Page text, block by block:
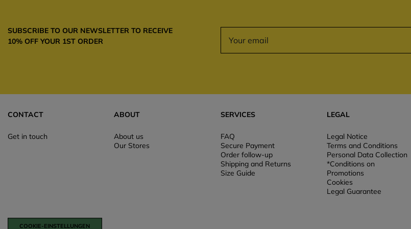
SUBSCRIBE TO OUR NEWSLETTER TO RECEIVE
10% OFF YOUR 1ST ORDER
CONTACT
Get in touch
ABOUT
About us
Our Stores
SERVICES
FAQ
Secure Payment
Order follow-up
Shipping and Returns
Size Guide
LEGAL
Legal Notice
Terms and Conditions
Personal Data Collection
*Conditions on
Promotions
Cookies
Legal Guarantee
COOKIE-EINSTELLUNGEN